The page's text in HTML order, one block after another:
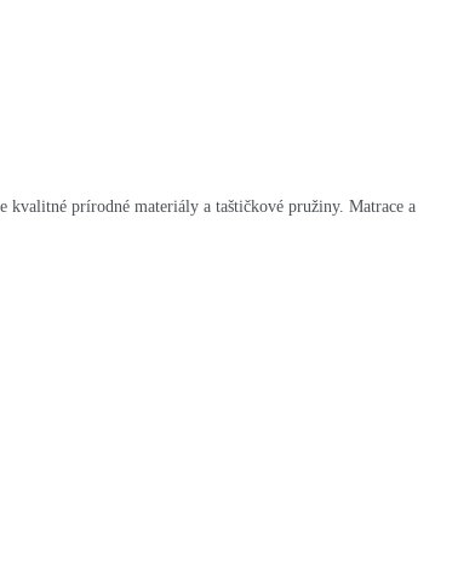
prírodné materiály a taštičkové pružiny. Matrace a